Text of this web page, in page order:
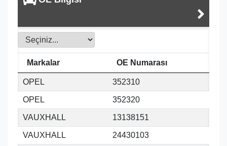
Markalar OE Numarası
OPEL 352310
OPEL 352320
VAUXHALL 13138151
VAUXHALL 24430103